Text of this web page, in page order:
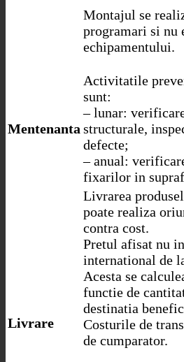
Montajul se
programari si nu
echipamentului.
Mentenanta
Activitatile
sunt:
– lunar:
structurale,
defecte;
– anual:
fixarilor in
Livrare
Livrarea
poate realiza
contra cost.
Pretul afisat nu
international de
Acesta se
functie de
destinatia
Costurile de
de cumparator.